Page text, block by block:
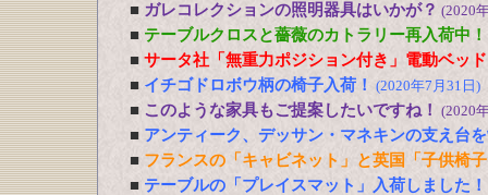
■ ガレコレクションの照明器具はいかが？ (2020
■ テーブルクロスと薔薇のカトラリー再入荷中！
■ サータ社「無重力ポジション付き」電動ベッ
■ イチゴドロボウ柄の椅子入荷！ (2020年7月31日)
■ このような家具もご提案したいですね！ (2020
■ アンティーク、デッサン・マネキンの支え台
■ フランスの「キャビネット」と英国「子供椅
■ テーブルの「プレイスマット」入荷しました！